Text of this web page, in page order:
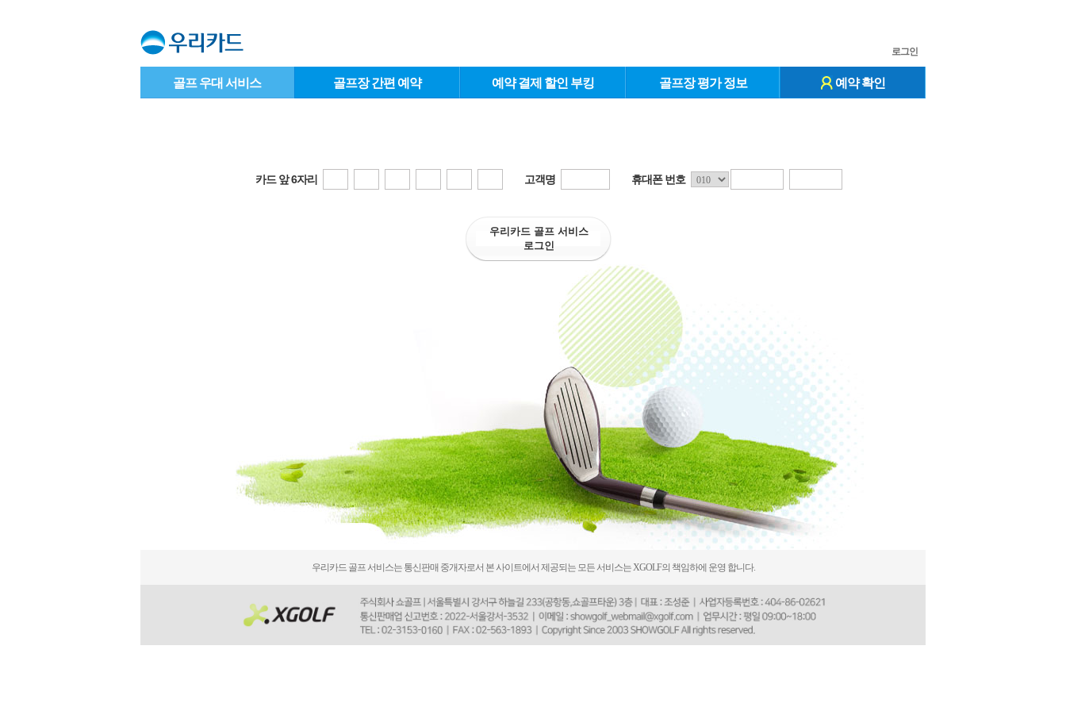
골프 우대 서비스 골프장 간편 예약 예약 결제 할인 부킹 골프장 평가 정보 예약 확인
로그인
카드 앞 6자리 고객명 휴대폰 번호
우리카드 골프 서비스
로그인
우리카드 골프 서비스는 통신판매 중개자로서 본 사이트에서 제공되는 모든 서비스는 XGOLF의 책임하에 운영 합니다.